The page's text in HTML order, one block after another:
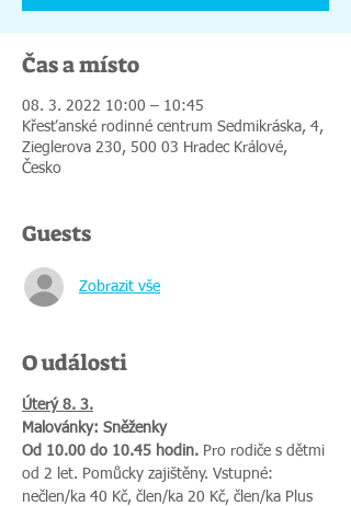
Čas a místo
08. 3. 2022 10:00 – 10:45
Křesťanské rodinné centrum Sedmikráska, 4,
Zieglerova 230, 500 03 Hradec Králové,
Česko
Guests
Zobrazit vše
O události
Úterý 8. 3.
Malovánky: Sněženky
Od 10.00 do 10.45 hodin. Pro rodiče s dětmi
od 2 let. Pomůcky zajištěny. Vstupné:
nečlen/ka 40 Kč, člen/ka 20 Kč, člen/ka Plus